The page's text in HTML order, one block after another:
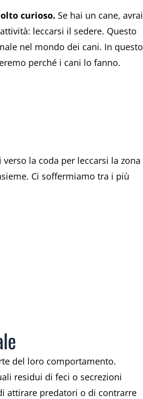
curioso. Se hai un cane, avrai
leccarsi il sedere. Questo
nel mondo dei cani. In questo
perché i cani lo fanno.
la coda per leccarsi la zona
Ci soffermiamo tra i più
del loro comportamento.
residui di feci o secrezioni
attirare predatori o di contrarre